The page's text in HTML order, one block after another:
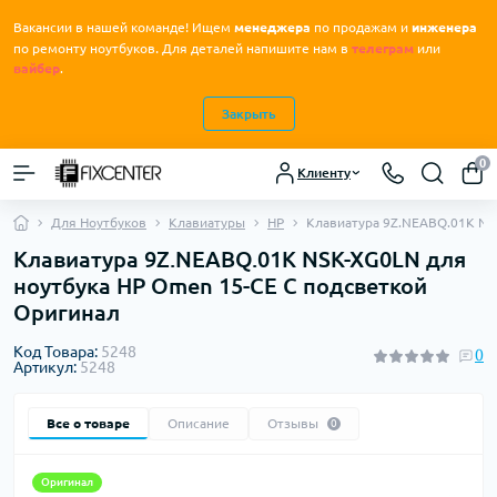
Вакансии в нашей команде! Ищем менеджера по продажам и инженера
по ремонту ноутбуков. Для деталей напишите нам в телеграм или
вайбер.
Закрыть
Клиенту
0
Для Ноутбуков Клавиатуры HP Клавиатура 9Z.NEABQ.01K
Клавиатура 9Z.NEABQ.01K NSK-XG0LN для
ноутбука HP Omen 15-CE С подсветкой
Оригинал
Код Товара: 5248
Артикул: 5248
0
Все о товаре Описание Отзывы 0
Оригинал